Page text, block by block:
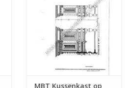
MBT Kussenkast op